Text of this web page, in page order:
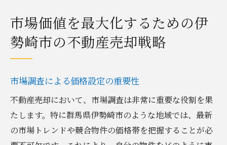
市場価値を最大化するための伊
勢崎市の不動産売却戦略
市場調査による価格設定の重要性
不動産売却において、市場調査は非常に重要な役割を果
たします。特に群馬県伊勢崎市のような地域では、最新
の市場トレンドや競合物件の価格帯を把握することが必